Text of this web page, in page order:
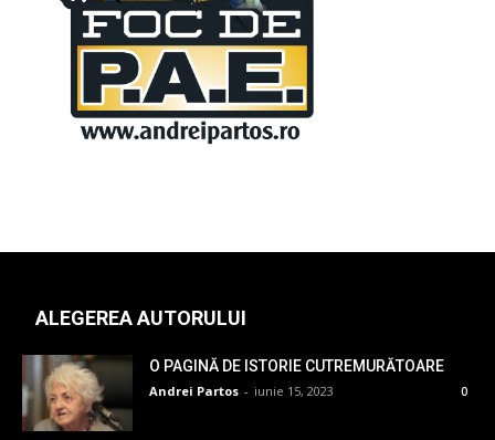
ALEGEREA AUTORULUI
O PAGINĂ DE ISTORIE CUTREMURĂTOARE
Andrei Partos - iunie 15, 2023 0